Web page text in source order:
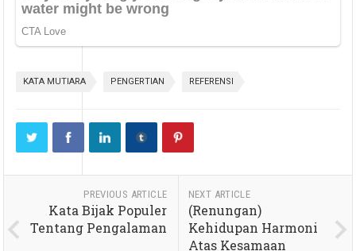
KATA MUTIARA PENGERTIAN REFERENSI
PREVIOUS ARTICLE
Kata Bijak Populer
Tentang Pengalaman
NEXT ARTICLE
(Renungan)
Kehidupan Harmoni
Atas Kesamaan